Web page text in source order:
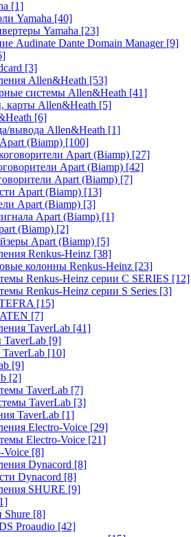
[1]
Yamaha [40]
Yamaha [23]
Audinate Dante Domain Manager [9]
[3]
Allen&Heath [53]
системы Allen&Heath [41]
карты Allen&Heath [5]
[6]
вывода Allen&Heath [1]
(Biamp) [100]
Apart (Biamp) [27]
Apart (Biamp) [42]
Apart (Biamp) [7]
Apart (Biamp) [13]
Apart (Biamp) [3]
Apart (Biamp) [1]
(Biamp) [2]
Apart (Biamp) [5]
Renkus-Heinz [38]
колонны Renkus-Heinz [23]
Renkus-Heinz серии C SERIES [12]
Renkus-Heinz серии S Series [3]
[15]
[7]
TaverLab [41]
TaverLab [9]
[10]
[9]
[2]
TaverLab [7]
TaverLab [3]
TaverLab [1]
Electro-Voice [29]
Electro-Voice [21]
Voice [8]
Dynacord [8]
Dynacord [8]
SHURE [9]
Shure [8]
Proaudio [42]